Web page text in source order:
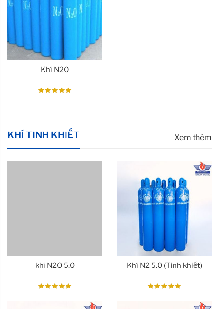
Khí N2O
KHÍ TINH KHIẾT Xem thêm
khí N2O 5.0 Khí N2 5.0 (Tinh khiết)